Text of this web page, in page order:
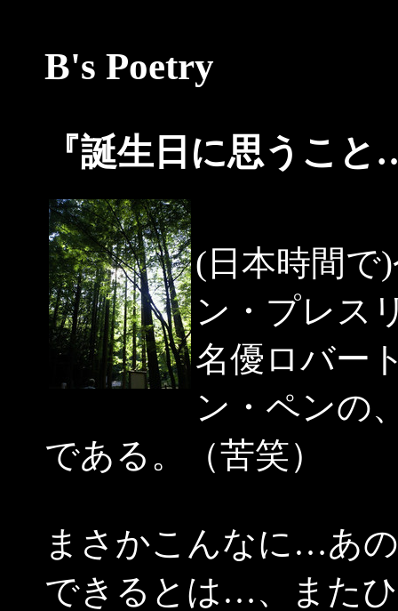
B's Poetry
『誕生日に思うこ
(日本時間で
ン・プレス
名優ロバー
ン・ペンの
である。（苦笑）
まさかこんなに…あ
できるとは…、また